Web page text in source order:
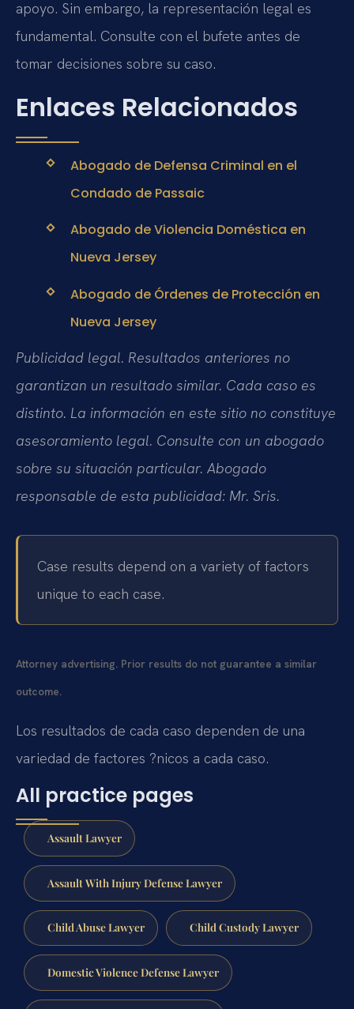
apoyo. Sin embargo, la representación legal es
fundamental. Consulte con el bufete antes de
tomar decisiones sobre su caso.
Enlaces Relacionados
Abogado de Defensa Criminal en el
Condado de Passaic
Abogado de Violencia Doméstica en
Nueva Jersey
Abogado de Órdenes de Protección en
Nueva Jersey
Publicidad legal. Resultados anteriores no
garantizan un resultado similar. Cada caso es
distinto. La información en este sitio no constituye
asesoramiento legal. Consulte con un abogado
sobre su situación particular. Abogado
responsable de esta publicidad: Mr. Sris.
Case results depend on a variety of factors
unique to each case.
Attorney advertising. Prior results do not guarantee a similar
outcome.
Los resultados de cada caso dependen de una
variedad de factores ?nicos a cada caso.
All practice pages
Assault Lawyer
Assault With Injury Defense Lawyer
Child Abuse Lawyer Child Custody Lawyer
Domestic Violence Defense Lawyer